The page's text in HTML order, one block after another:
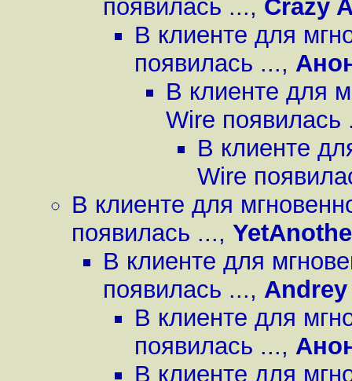
появилась ..., Crazy
В клиенте для
появилась ...,
В клиенте для
Wire появилась
В клиенте
Wire
В клиенте для
появилась ...,
В клиенте для
появилась ...,
В клиенте для
появилась ...,
В клиенте для